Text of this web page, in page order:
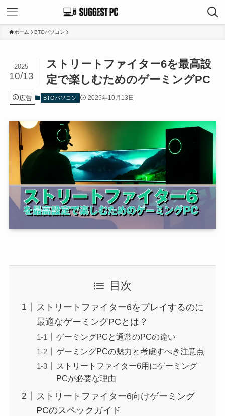
ホーム BTOパソコン
ストリートファイター6を最高設
定で楽しむためのゲーミングPC
2025
10/13
広告 BTOパソコン 2025年10月13日
目次
ストリートファイター6をプレイするのに
最適なゲーミングPCとは？
ゲーミングPCと通常のPCの違い
ゲーミングPCの魅力と考慮すべき注意点
ストリートファイター6用にゲーミング
PCが必要な理由
ストリートファイター6向けゲーミング
PCのスペックガイド